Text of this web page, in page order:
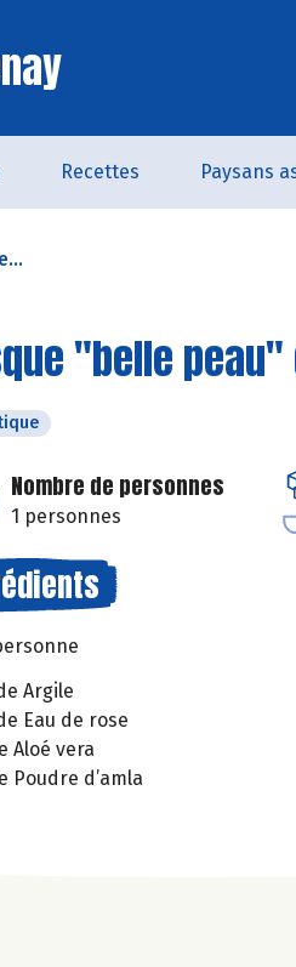
Recettes Paysans
"belle peau"
Nombre de personnes
1 personnes
Argile
Eau de rose
Aloé vera
Poudre d’amla